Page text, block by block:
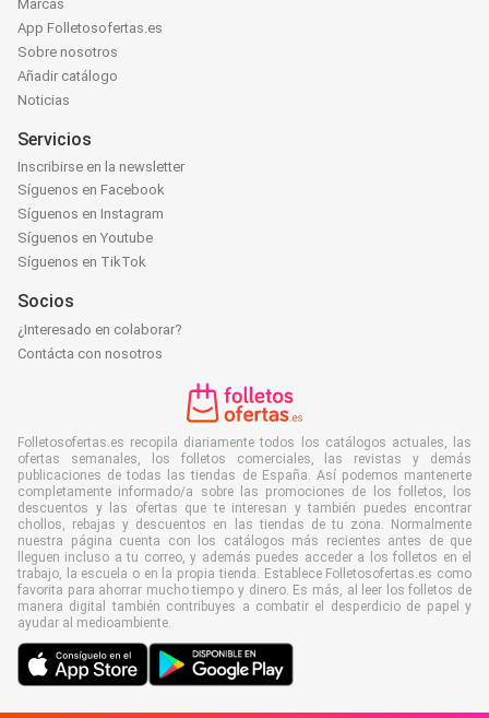
Marcas
App Folletosofertas.es
Sobre nosotros
Añadir catálogo
Noticias
Servicios
Inscribirse en la newsletter
Síguenos en Facebook
Síguenos en Instagram
Síguenos en Youtube
Síguenos en TikTok
Socios
¿Interesado en colaborar?
Contácta con nosotros
Folletosofertas.es recopila diariamente todos los catálogos actuales, las
ofertas semanales, los folletos comerciales, las revistas y demás
publicaciones de todas las tiendas de España. Así podemos mantenerte
completamente informado/a sobre las promociones de los folletos, los
descuentos y las ofertas que te interesan y también puedes encontrar
chollos, rebajas y descuentos en las tiendas de tu zona. Normalmente
nuestra página cuenta con los catálogos más recientes antes de que
lleguen incluso a tu correo, y además puedes acceder a los folletos en el
trabajo, la escuela o en la propia tienda. Establece Folletosofertas.es como
favorita para ahorrar mucho tiempo y dinero. Es más, al leer los folletos de
manera digital también contribuyes a combatir el desperdicio de papel y
ayudar al medioambiente.